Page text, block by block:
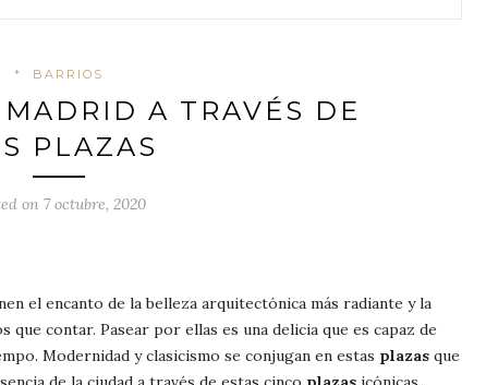
* BARRIOS
A TRAVÉS DE
PLAZAS
on 7 octubre, 2020
el encanto de la belleza arquitectónica más radiante y la
contar. Pasear por ellas es una delicia que es capaz de
Modernidad y clasicismo se conjugan en estas plazas que